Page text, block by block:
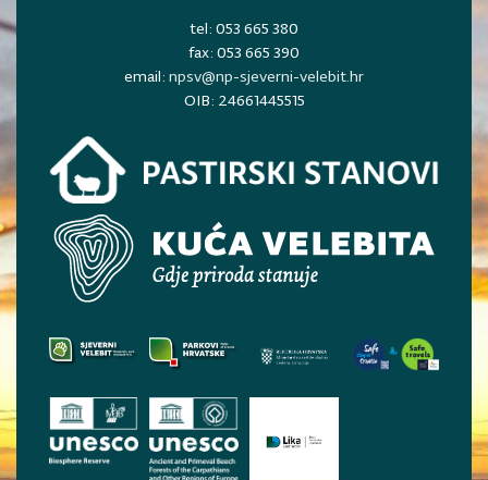
tel: 053 665 380
fax: 053 665 390
email: npsv@np-sjeverni-velebit.hr
OIB: 24661445515